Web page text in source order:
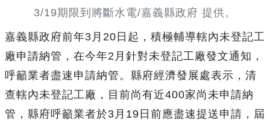
3/19期限到將斷水電/嘉義縣政府 提供。
嘉義縣政府前年3月20日起，積極輔導轄內未登記工
廠申請納管，在今年2月針對未登記工廠發文通知，
呼籲業者盡速申請納管。縣府經濟發展處表示，清
查轄內未登記工廠，目前尚有近400家尚未申請納
管，縣府呼籲業者於3月19日前應盡速提送申請，屆